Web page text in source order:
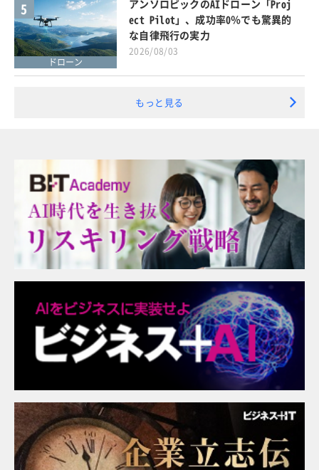
5
ドローン
アンソロピックのAIドローン「Proj
ect Pilot」、成功率0％でも驚異的
な自律飛行の実力
2026/08/03
もっと見る